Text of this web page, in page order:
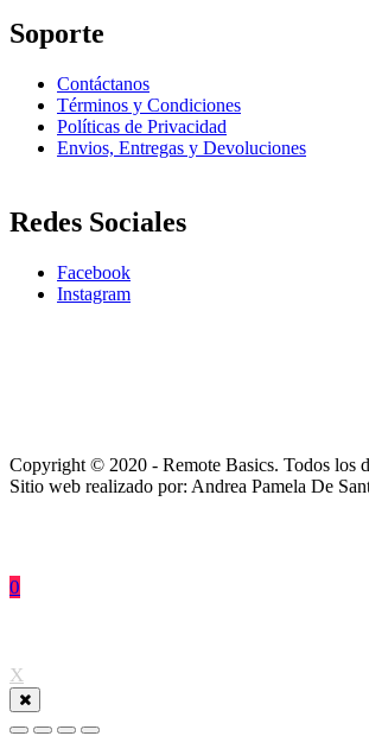
Soporte
Contáctanos
Términos y Condiciones
Políticas de Privacidad
Envios, Entregas y Devoluciones
Redes Sociales
Facebook
Instagram
Copyright © 2020 - Remote Basics. Todos los
Sitio web realizado por: Andrea Pamela De
0
X